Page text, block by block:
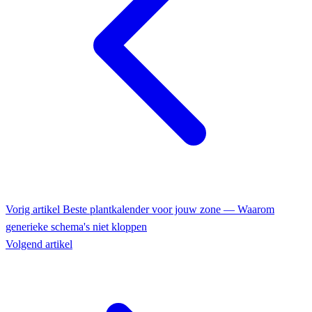
Vorig artikel Beste plantkalender voor jouw zone — Waarom
generieke schema's niet kloppen
Volgend artikel